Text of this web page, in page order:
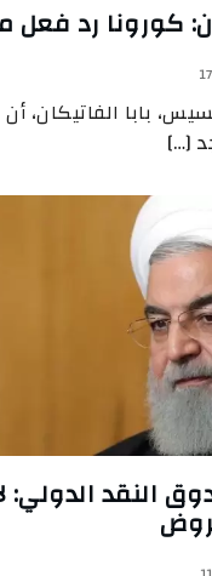
كورونا رد فعل
بابا الفاتيكان،
[…]
النقد الدولي: